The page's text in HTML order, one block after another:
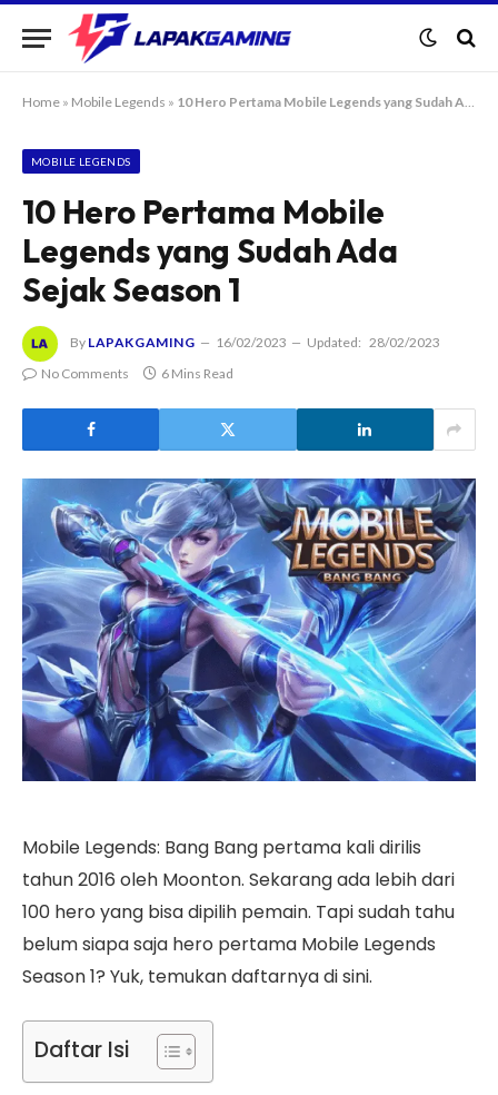
Home » Mobile Legends » 10 Hero Pertama Mobile Legends yang Sudah Ada Sejak Season 1
MOBILE LEGENDS
10 Hero Pertama Mobile
Legends yang Sudah Ada
Sejak Season 1
By LAPAKGAMING 16/02/2023 Updated: 28/02/2023
No Comments
6 Mins Read
Mobile Legends: Bang Bang pertama kali dirilis
tahun 2016 oleh Moonton. Sekarang ada lebih dari
100 hero yang bisa dipilih pemain. Tapi sudah tahu
belum siapa saja hero pertama Mobile Legends
Season 1? Yuk, temukan daftarnya di sini.
Daftar Isi